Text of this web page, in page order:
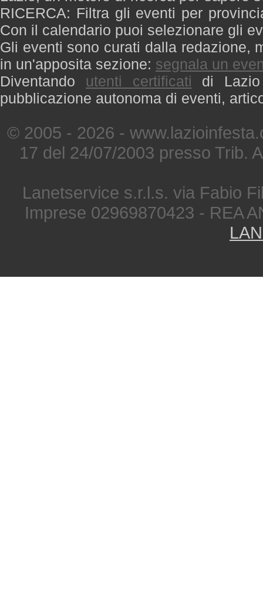
RICERCA: Filtra gli eventi per
Con il calendario puoi selezionare gli
Gli eventi sono curati dalla redazione,
in un'apposita sezione: segnala un
Diventando utenti certificati di
pubblicazione autonoma di eventi,
© 2005 - 2026 -
17 del 24/07/2003 presso Trib.
Lanetservice s.r.l.s. via Fabio
Imprese 02969870423 - REA